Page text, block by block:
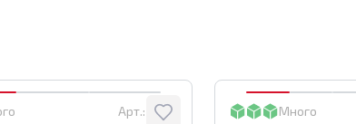
Арт.: 4599 Много